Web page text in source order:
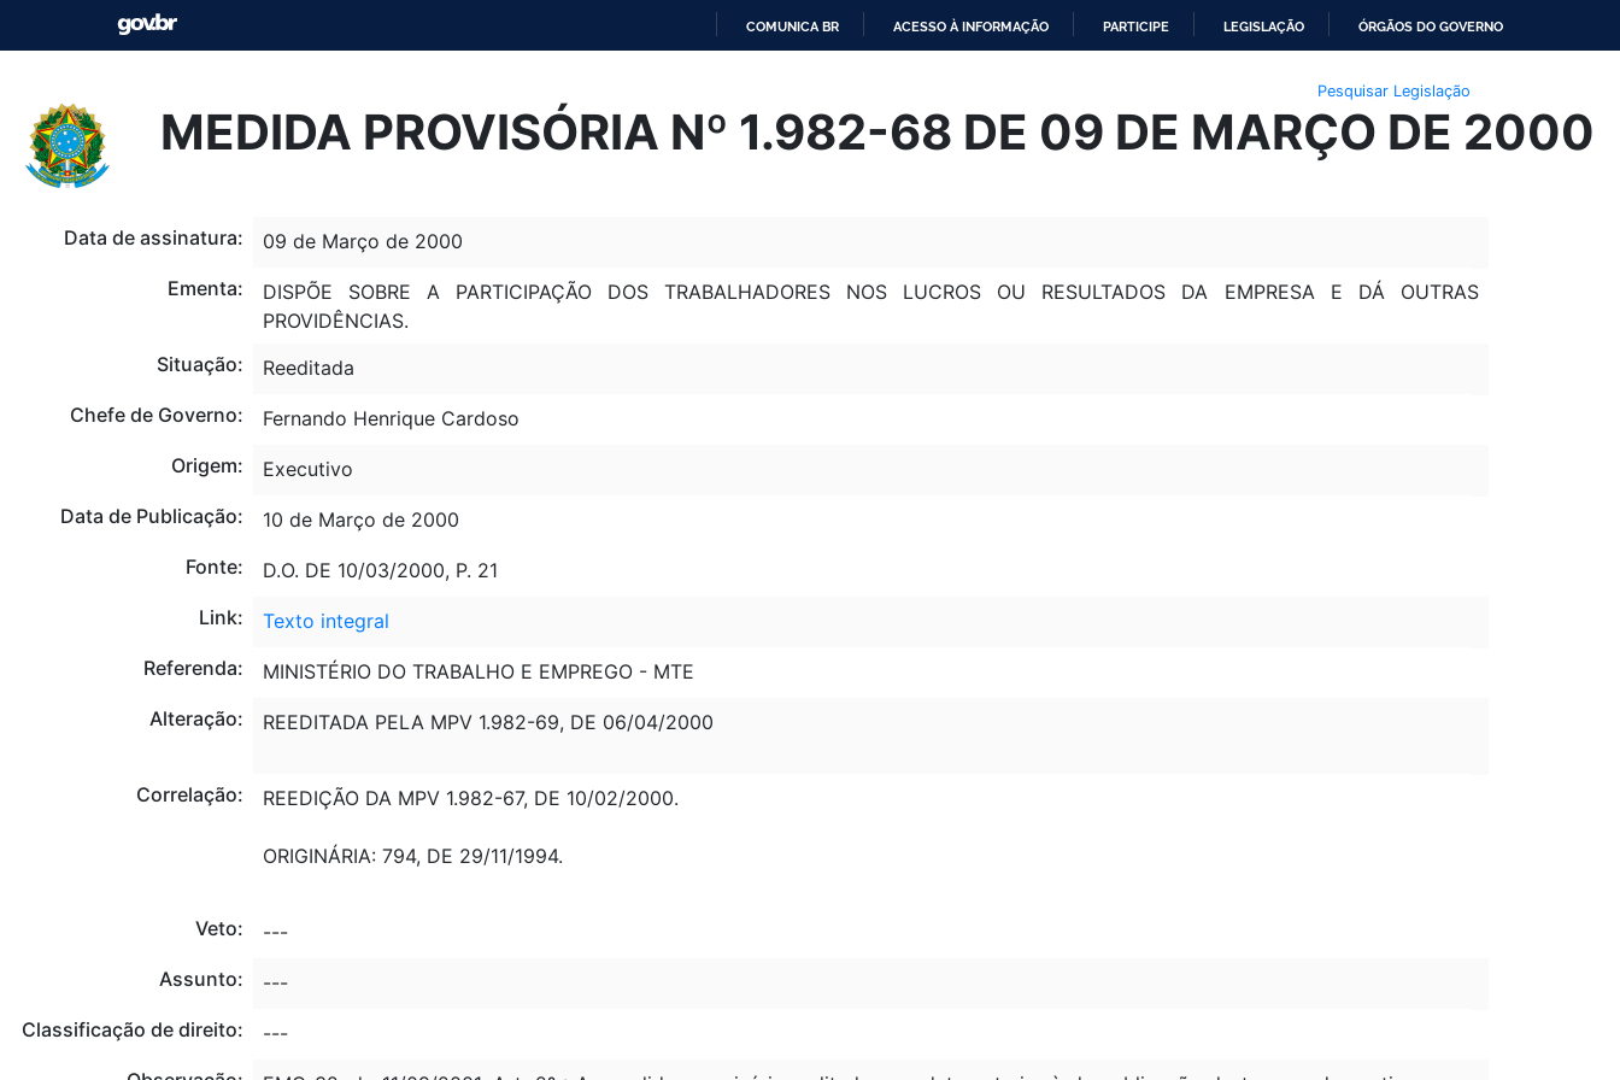
O
CONTEÚDO
COMUNICA BR ACESSO À INFORMAÇÃO PARTICIPE LEGISLAÇÃO ÓRGÃOS DO GOVERNO
Pesquisar Legislação
MEDIDA PROVISÓRIA Nº 1.982-68 DE 09 DE MARÇO DE 2000
Data de assinatura:
09 de Março de 2000
Ementa:
DISPÕE SOBRE A PARTICIPAÇÃO DOS TRABALHADORES NOS LUCROS OU RESULTADOS DA EMPRESA E DÁ OUTRAS
PROVIDÊNCIAS.
Situação:
Reeditada
Chefe de Governo:
Fernando Henrique Cardoso
Origem:
Executivo
Data de Publicação:
10 de Março de 2000
Fonte:
D.O. DE 10/03/2000, P. 21
Link:
Texto integral
Referenda:
MINISTÉRIO DO TRABALHO E EMPREGO - MTE
Alteração:
REEDITADA PELA MPV 1.982-69, DE 06/04/2000
Correlação: REEDIÇÃO DA MPV 1.982-67, DE 10/02/2000.
ORIGINÁRIA: 794, DE 29/11/1994.
Veto:
---
Assunto:
---
Classificação de direito:
---